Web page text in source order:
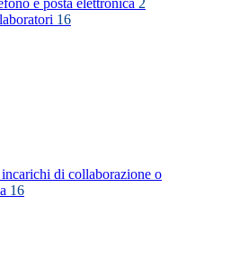
e posta elettronica 2
16
di collaborazione o
16